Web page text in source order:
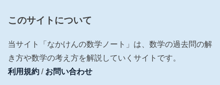
このサイトについて
当サイト「なかけんの数学ノート」は、数学の過去問の解
き方や数学の考え方を解説していくサイトです。
利用規約 / お問い合わせ